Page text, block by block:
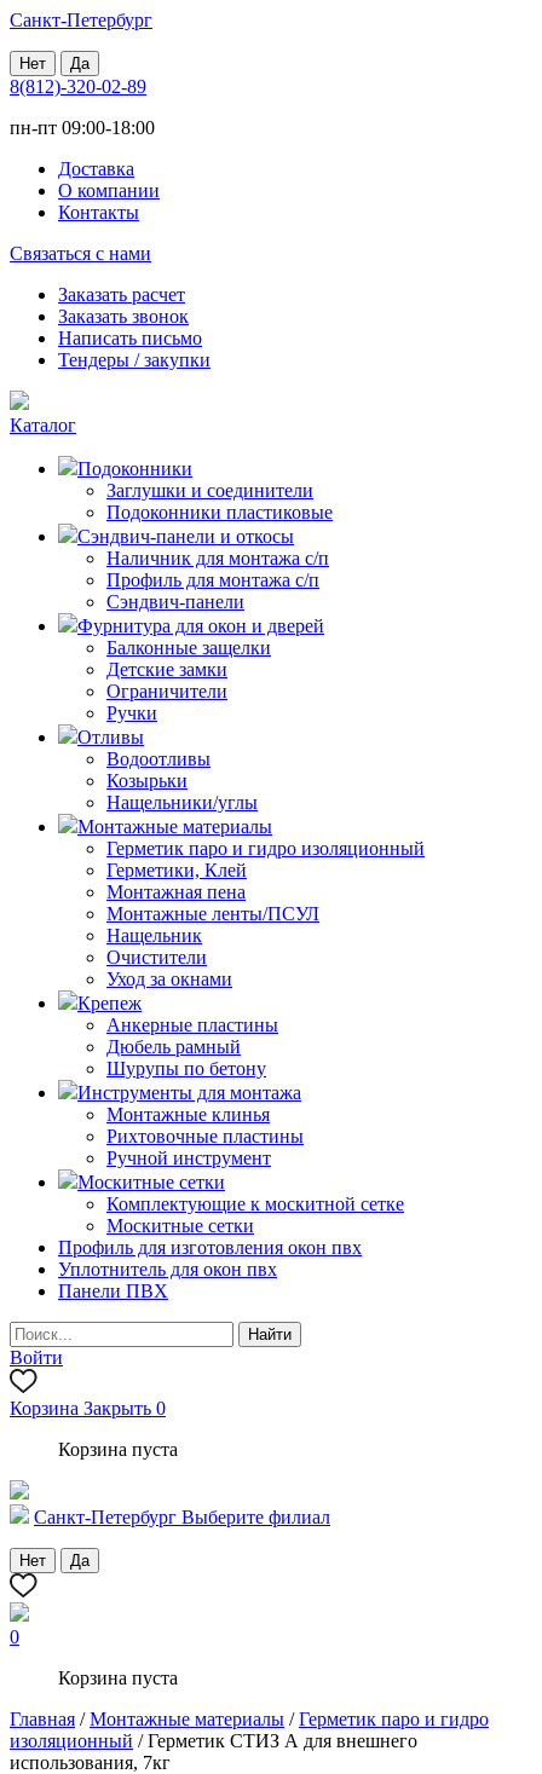
Санкт-Петербург
Нет Да
8(812)-320-02-89
пн-пт 09:00-18:00
Доставка
О компании
Контакты
Связаться с нами
Заказать расчет
Заказать звонок
Написать письмо
Тендеры / закупки
Каталог
Подоконники
Заглушки и соединители
Подоконники пластиковые
Сэндвич-панели и откосы
Наличник для монтажа с/п
Профиль для монтажа с/п
Сэндвич-панели
Фурнитура для окон и дверей
Балконные защелки
Детские замки
Ограничители
Ручки
Отливы
Водоотливы
Козырьки
Нащельники/углы
Монтажные материалы
Герметик паро и гидро изоляционный
Герметики, Клей
Монтажная пена
Монтажные ленты/ПСУЛ
Нащельник
Очистители
Уход за окнами
Крепеж
Анкерные пластины
Дюбель рамный
Шурупы по бетону
Инструменты для монтажа
Монтажные клинья
Рихтовочные пластины
Ручной инструмент
Москитные сетки
Комплектующие к москитной сетке
Москитные сетки
Профиль для изготовления окон пвх
Уплотнитель для окон пвх
Панели ПВХ
Войти
Корзина Закрыть 0
Корзина пуста
Санкт-Петербург Выберите филиал
Нет Да
0
Корзина пуста
Главная /Монтажные материалы /Герметик паро и гидро
изоляционный / Герметик СТИЗ А для внешнего
использования, 7кг